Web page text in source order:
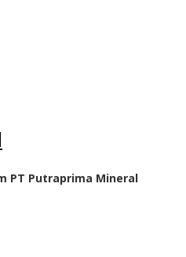
PT Putraprima Mineral